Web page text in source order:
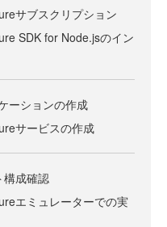
サブスクリプション
SDK for Node.jsのイン
ーションの作成
サービスの作成
構成確認
エミュレーターでの実